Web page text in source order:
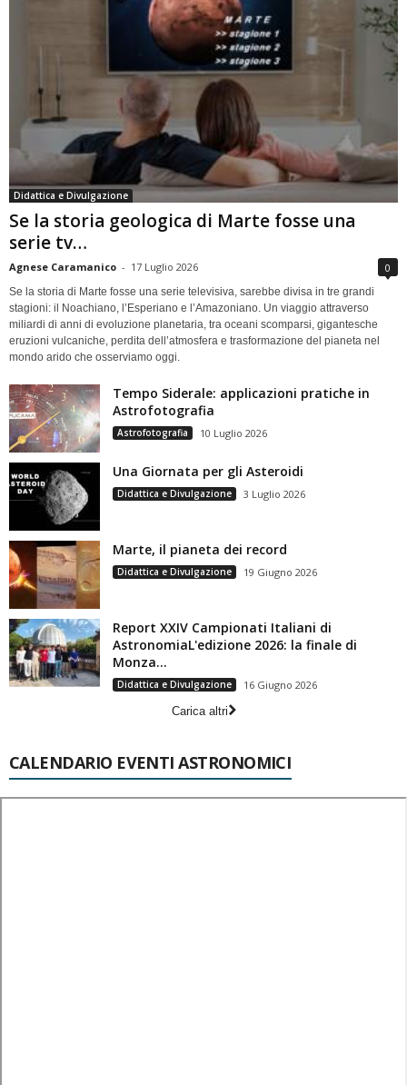
Didattica e Divulgazione
Se la storia geologica di Marte fosse una
serie tv…
Agnese Caramanico - 17 Luglio 2026 0
Se la storia di Marte fosse una serie televisiva, sarebbe divisa in tre grandi
stagioni: il Noachiano, l’Esperiano e l’Amazoniano. Un viaggio attraverso
miliardi di anni di evoluzione planetaria, tra oceani scomparsi, gigantesche
eruzioni vulcaniche, perdita dell’atmosfera e trasformazione del pianeta nel
mondo arido che osserviamo oggi.
Tempo Siderale: applicazioni pratiche in
Astrofotografia
Astrofotografia 10 Luglio 2026
Una Giornata per gli Asteroidi
Didattica e Divulgazione 3 Luglio 2026
Marte, il pianeta dei record
Didattica e Divulgazione 19 Giugno 2026
Report XXIV Campionati Italiani di
AstronomiaL'edizione 2026: la finale di
Monza...
Didattica e Divulgazione
16 Giugno 2026
Carica altri
CALENDARIO EVENTI ASTRONOMICI